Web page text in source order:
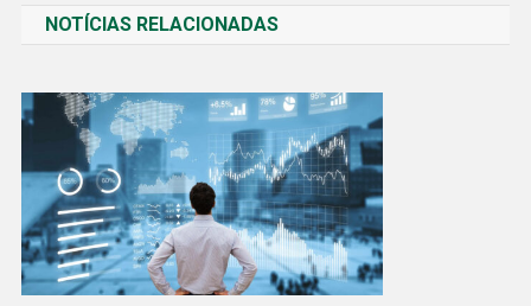
Post
NOTÍCIAS RELACIONADAS